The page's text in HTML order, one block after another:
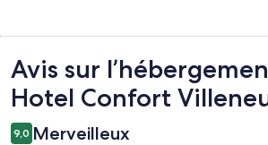
Avis
Avis sur
Hotel Confort
9,0 Merveilleux